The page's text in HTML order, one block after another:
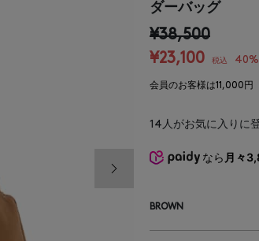
次の画像
ダーバッグ
¥38,500
¥23,100
税込
会員のお客様は11,000円
14人がお気に入りに
なら 月々
BROWN